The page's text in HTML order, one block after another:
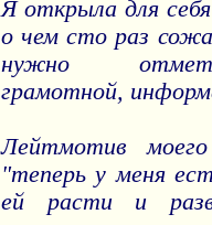
Я открыла для
о чем сто раз
нужно
грамотной,
Лейтмотив
"теперь у меня
ей расти и